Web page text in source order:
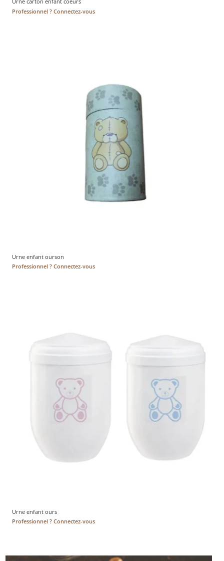
Professionnel ? Connectez-vous
Urne enfant ourson
Professionnel ? Connectez-vous
Urne enfant ours
Professionnel ? Connectez-vous